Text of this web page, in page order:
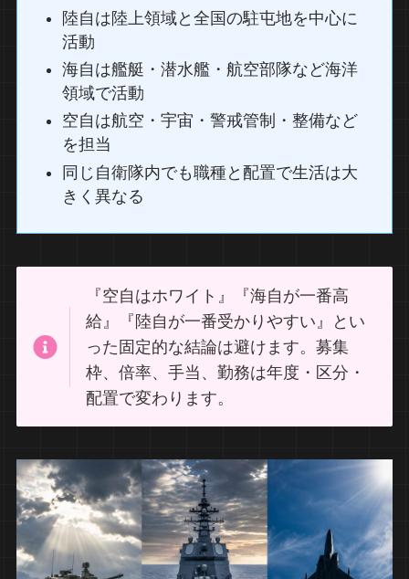
陸自は陸上領域と全国の駐屯地を中心に
活動
海自は艦艇・潜水艦・航空部隊など海洋
領域で活動
空自は航空・宇宙・警戒管制・整備など
を担当
同じ自衛隊内でも職種と配置で生活は大
きく異なる
『空自はホワイト』『海自が一番高
給』『陸自が一番受かりやすい』とい
った固定的な結論は避けます。募集
枠、倍率、手当、勤務は年度・区分・
配置で変わります。